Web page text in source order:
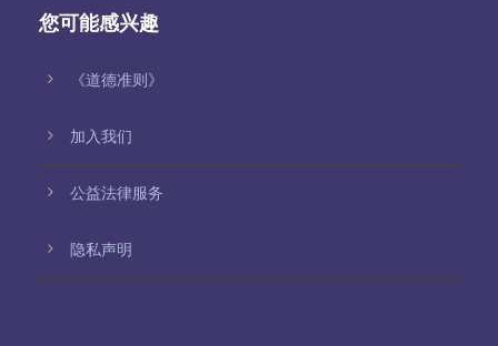
您可能感兴趣
《道德准则》
加入我们
公益法律服务
隐私声明